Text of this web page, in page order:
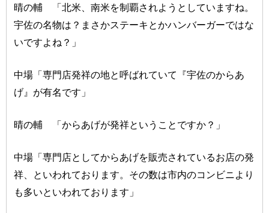
晴の輔 「北米、南米を制覇されようとしていますね。
宇佐の名物は？まさかステーキとかハンバーガーではな
いですよね？」
中場「専門店発祥の地と呼ばれていて『宇佐のからあ
げ』が有名です」
晴の輔 「からあげが発祥ということですか？」
中場「専門店としてからあげを販売されているお店の発
祥、といわれております。その数は市内のコンビニより
も多いといわれております」